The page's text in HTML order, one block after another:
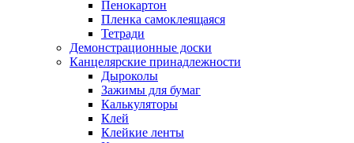
Пенокартон
Пленка самоклеящаяся
Тетради
Демонстрационные доски
Канцелярские принадлежности
Дыроколы
Зажимы для бумаг
Калькуляторы
Клей
Клейкие ленты